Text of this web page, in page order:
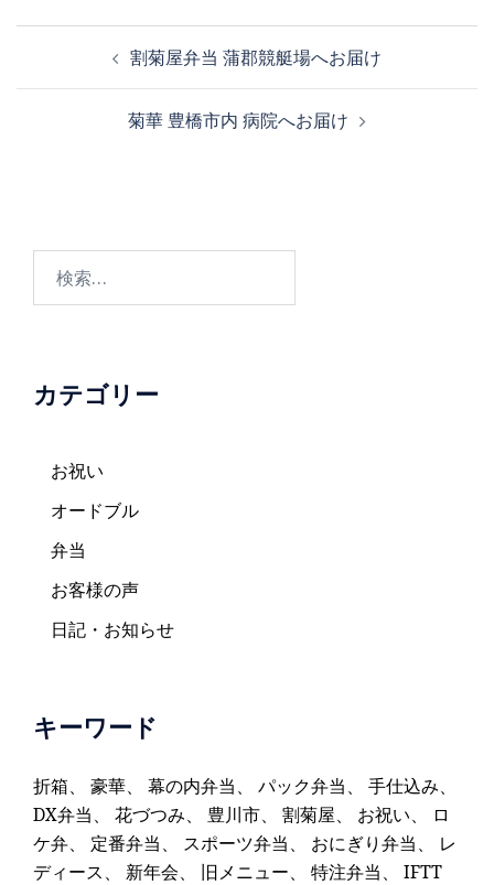
投
ナ
ョ
割菊屋弁当 蒲郡競艇場へお届け
菊華 豊橋市内 病院へお届け
カテゴリー
お祝い
オードブル
弁当
お客様の声
日記・お知らせ
キーワード
折箱、 豪華、 幕の内弁当、 パック弁当、 手仕込み、
DX弁当、 花づつみ、 豊川市、 割菊屋、 お祝い、
ロ
ケ弁、 定番弁当、 スポーツ弁当、 おにぎり弁当、 レ
ディース、 新年会、 旧メニュー、 特注弁当、 IFTT